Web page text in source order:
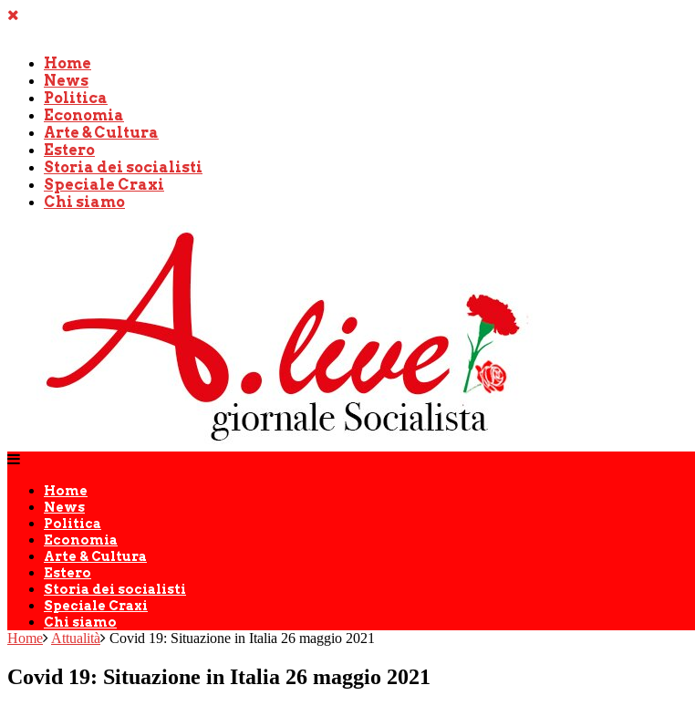
Home
News
Politica
Economia
Arte & Cultura
Estero
Storia dei socialisti
Speciale Craxi
Chi siamo
Home
News
Politica
Economia
Arte & Cultura
Estero
Storia dei socialisti
Speciale Craxi
Chi siamo
Home Attualità Covid 19: Situazione in Italia 26 maggio 2021
Covid 19: Situazione in Italia 26 maggio 2021